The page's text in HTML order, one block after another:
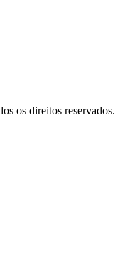
os direitos reservados.